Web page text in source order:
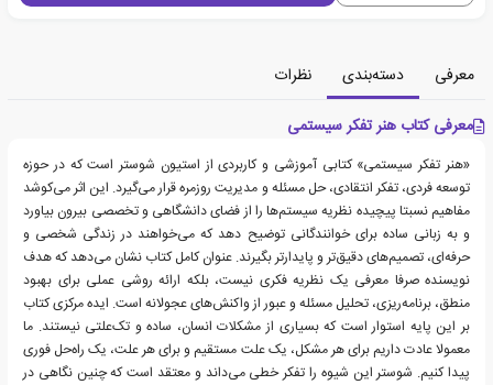
معرفی دسته‌بندی
نظرات
معرفی کتاب هنر تفکر سیستمی
«هنر تفکر سیستمی» کتابی آموزشی و کاربردی از استیون شوستر است که در حوزه
توسعه فردی، تفکر انتقادی، حل مسئله و مدیریت روزمره قرار می‌گیرد. این اثر می‌کوشد
مفاهیم نسبتا پیچیده نظریه سیستم‌ها را از فضای دانشگاهی و تخصصی بیرون بیاورد
و به زبانی ساده برای خوانندگانی توضیح دهد که می‌خواهند در زندگی شخصی و
حرفه‌ای، تصمیم‌های دقیق‌تر و پایدارتر بگیرند. عنوان کامل کتاب نشان می‌دهد که هدف
نویسنده صرفا معرفی یک نظریه فکری نیست، بلکه ارائه روشی عملی برای بهبود
منطق، برنامه‌ریزی، تحلیل مسئله و عبور از واکنش‌های عجولانه است. ایده مرکزی کتاب
بر این پایه استوار است که بسیاری از مشکلات انسان، ساده و تک‌علتی نیستند. ما
معمولا عادت داریم برای هر مشکل، یک علت مستقیم و برای هر علت، یک راه‌حل فوری
پیدا کنیم. شوستر این شیوه را تفکر خطی می‌داند و معتقد است که چنین نگاهی در